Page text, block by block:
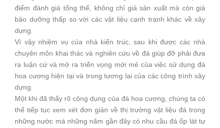
điểm đánh giá tổng thể, không chỉ giá sản xuất mà còn giá
bảo dưỡng thấp so với các vật liệu cạnh tranh khác về xây
dựng.
Vì vậy nhiệm vụ của nhà kiến trúc, sau khi được các nhà
chuyên môn khai thác và nghiên cứu về đá giúp đỡ phải đưa
ra luận cứ và mở ra triển vọng mới mẻ của việc sử dụng đá
hoa cương hiện tại và trong tương lai của các công trình xây
dựng.
Một khi đã thấy rõ công dụng của đá hoa cương, chúng ta có
thể tiếp tục xem xét đơn giản về thị trường vật liệu đá trong
những nước mà những năm gần đây có nhu cầu đá ốp lát tự